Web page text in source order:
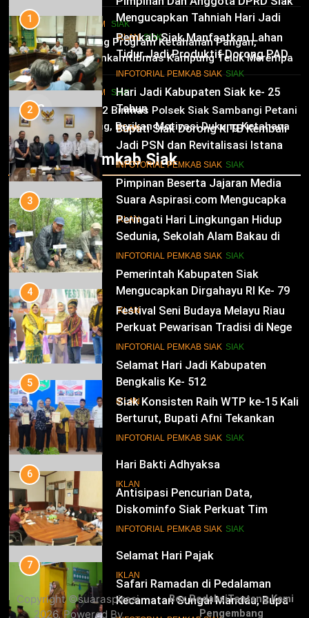
Mengucapkan Tahniah Hari Jadi
Kabupaten Siak Ke-25 Tahun
IKLAN SIAK
11
Hari Jadi Kabupaten Siak ke- 25
Tahun
IKLAN
12
Pimpinan Beserta Jajaran Media
Suara Aspirasi.com Mengucapkan
Selamat HUT RI Ke-79
IKLAN
13
Pemerintah Kabupaten Siak
Mengucapkan Dirgahayu RI Ke- 79
IKLAN
14
Selamat Hari Jadi Kabupaten
Bengkalis Ke- 512
IKLAN
15
Hari Bakti Adhyaksa
IKLAN
16
Selamat Hari Pajak
IKLAN
02
HUKRIM SIAK
Dukung Program Ketahanan Pangan,
Bhabinkamtibmas Kampung Teluk Merempan
Tinjau Tanaman Jagung Waga
03
HUKRIM SIAK
Panit 2 Binmas Polsek Siak Sambangi Petani
Jagung, Berikan Motivasi Dukung Ketahanan
Pangan Nasional
Infotorial Pemkab Siak
1
Pemkab Siak Manfaatkan Lahan
Tidur Jadi Produktif Dorong PAD
dan Kesejahteraan Warga
INFOTORIAL PEMKAB SIAK SIAK
2
Bupati Siak Dorong KITB Kembali
Jadi PSN dan Revitalisasi Istana
Kesultanan Siak
INFOTORIAL PEMKAB SIAK SIAK
3
Peringati Hari Lingkungan Hidup
Sedunia, Sekolah Alam Bakau di
Siak Cetak Generasi Penjaga
Pesisir
INFOTORIAL PEMKAB SIAK SIAK
4
Festival Seni Budaya Melayu Riau
Perkuat Pewarisan Tradisi di Negeri
Istana
INFOTORIAL PEMKAB SIAK SIAK
5
Siak Konsisten Raih WTP ke-15 Kali
Berturut, Bupati Afni Tekankan
Penguatan Tata Kelola Keuangan
INFOTORIAL PEMKAB SIAK SIAK
6
Antisipasi Pencurian Data,
Diskominfo Siak Perkuat Tim
Tanggap Insiden Siber Mendukung
INFOTORIAL PEMKAB SIAK SIAK
7
Safari Ramadan di Pedalaman
Kecamatan Sungai Mandau, Bupati
Copyright ©suaraspirasi
2026. Powered By
Box RedaksiTentang Kami
Pengembang